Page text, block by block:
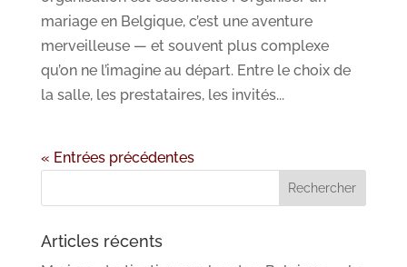
mariage en Belgique, c’est une aventure
merveilleuse — et souvent plus complexe
qu’on ne l’imagine au départ. Entre le choix de
la salle, les prestataires, les invités...
« Entrées précédentes
Articles récents